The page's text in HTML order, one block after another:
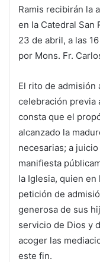
Ramis recibirán la
en la Catedral San
23 de abril, a las
por Mons. Fr.
El rito de admisión
celebración previa
consta que el
alcanzado la
necesarias; a
manifiesta
la Iglesia, quien
petición de
generosa de sus
servicio de Dios y
acoger las
este fin.